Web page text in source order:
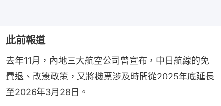
此前報道
去年11月，內地三大航空公司曾宣布，中日航線的免
費退、改簽政策，又將機票涉及時間從2025年底延長
至2026年3月28日。